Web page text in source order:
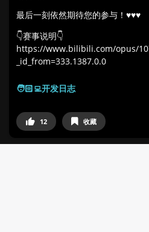
最后一刻依然期待您的参与！♥♥♥
👇赛事说明👇
https://www.bilibili.com/opus/
_id_from=333.1387.0.0
🧑🏻‍💻开发日志
12 收藏